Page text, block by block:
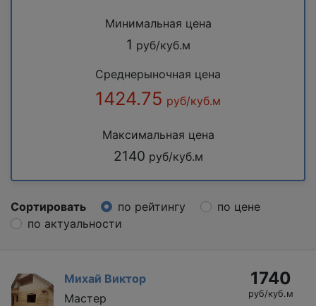
Минимальная цена
1 руб/куб.м
Среднерыночная цена
1424.75 руб/куб.м
Максимальная цена
2140 руб/куб.м
Сортировать по рейтингу
по цене
по актуальности
Михай Виктор
Мастер
1740
руб/куб.м